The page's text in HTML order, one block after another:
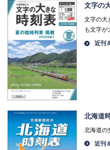
文字の
文字の大
も文字が
近刊
北海道
北海道の
近刊